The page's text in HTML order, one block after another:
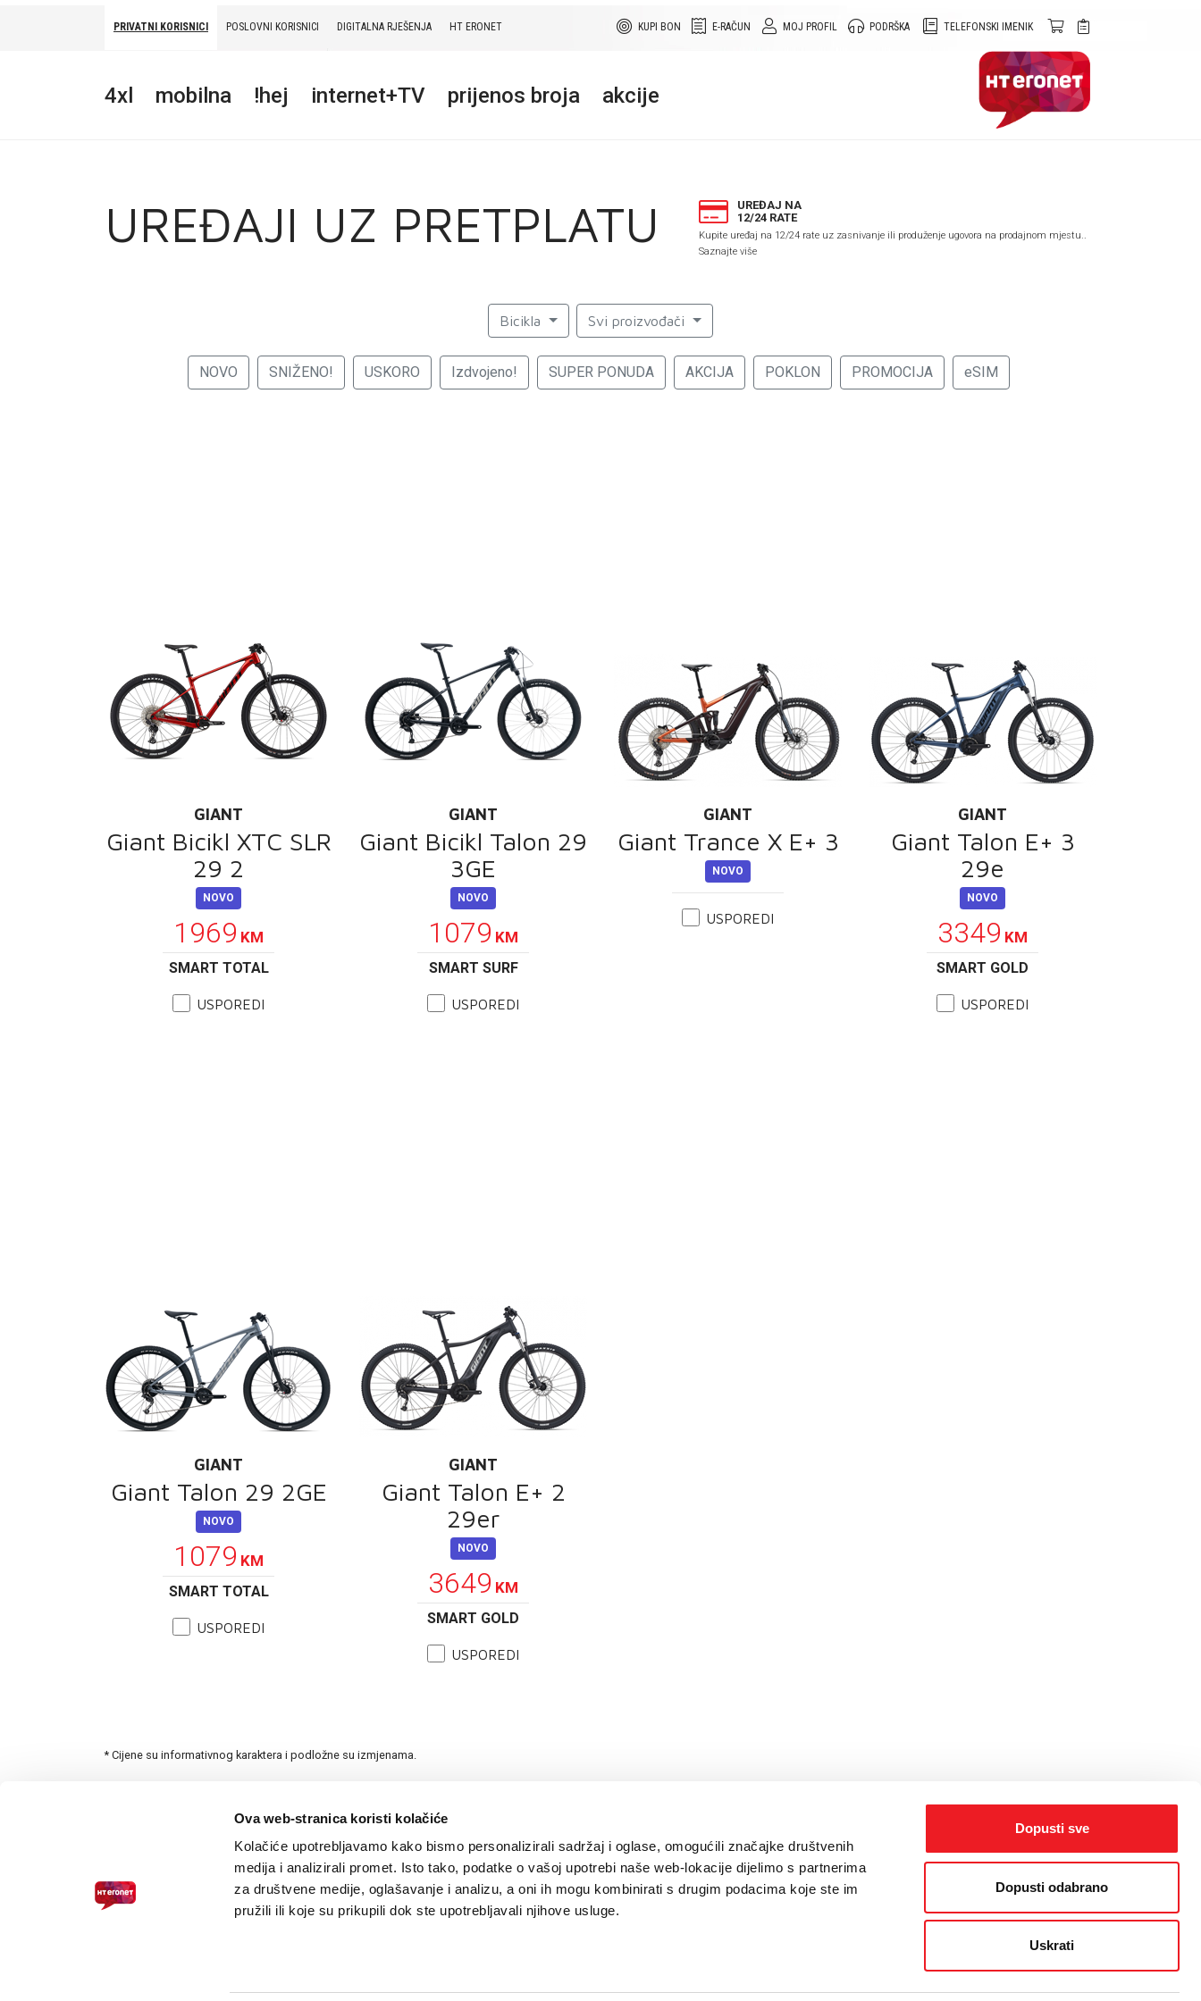
Ova web-stranica koristi kolačiće
Kolačiće upotrebljavamo kako bismo personalizirali sadržaj i oglase, omogućili značajke društvenih
medija i analizirali promet. Isto tako, podatke o vašoj upotrebi naše web-lokacije dijelimo s partnerima
za društvene medije, oglašavanje i analizu, a oni ih mogu kombinirati s drugim podacima koje ste im
pružili ili koje su prikupili dok ste upotrebljavali njihove usluge.
Dopusti sve
Dopusti odabrano
Uskrati
TELEFONSKI IMENIK
PODRŠKA
MOJ PROFIL
E-RAČUN
KUPI BON
PRIVATNI KORISNICI POSLOVNI KORISNICI DIGITALNA RJEŠENJA HT ERONET
4xl mobilna !hej internet+TV prijenos broja akcije
UREĐAJI UZ PRETPLATU
UREĐAJ NA
12/24 RATE
Kupite uređaj na 12/24 rate uz zasnivanje ili produženje ugovora na prodajnom mjestu..
Saznajte više
Bicikla Svi proizvođači
NOVO SNIŽENO! USKORO Izdvojeno! SUPER PONUDA AKCIJA POKLON PROMOCIJA eSIM
GIANT
Giant Bicikl XTC SLR
29 2
NOVO
1969 KM
SMART TOTAL
USPOREDI
GIANT
Giant Bicikl Talon 29
3GE
NOVO
1079 KM
SMART SURF
USPOREDI
GIANT
Giant Trance X E+ 3
NOVO
USPOREDI
GIANT
Giant Talon E+ 3
29e
NOVO
3349 KM
SMART GOLD
USPOREDI
GIANT
Giant Talon 29 2GE
NOVO
1079 KM
SMART TOTAL
USPOREDI
GIANT
Giant Talon E+ 2
29er
NOVO
3649 KM
SMART GOLD
USPOREDI
* Cijene su informativnog karaktera i podložne su izmjenama.
. Sva prava pridržana /Pravne napomene/Sigurnost plaćanja kreditnim karticama/Uvjeti korištenja/Politika zaštite privatnosti korisnika/Politika kolačića/Web dizajnby THE BIG IDEA LAB